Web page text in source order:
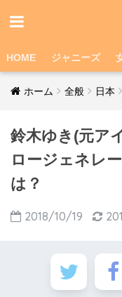
HOME ジャニーズ
ホーム 全般 日本
鈴木ゆき(元ア
ロージェネレ
は？
2018/10/19